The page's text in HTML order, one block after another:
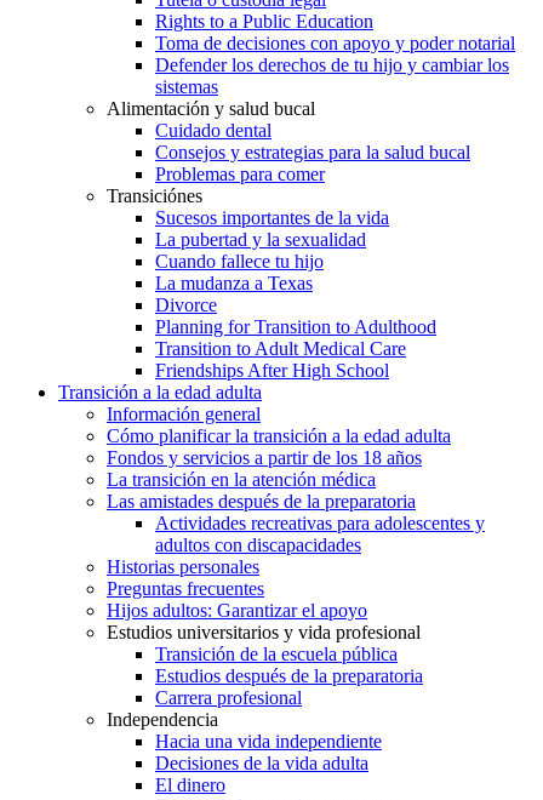
Rights to a Public Education
Toma de decisiones con apoyo y poder notarial
Defender los derechos de tu hijo y cambiar los
sistemas
Alimentación y salud bucal
Cuidado dental
Consejos y estrategias para la salud bucal
Problemas para comer
Transiciónes
Sucesos importantes de la vida
La pubertad y la sexualidad
Cuando fallece tu hijo
La mudanza a Texas
Divorce
Planning for Transition to Adulthood
Transition to Adult Medical Care
Friendships After High School
Transición a la edad adulta
Información general
Cómo planificar la transición a la edad adulta
Fondos y servicios a partir de los 18 años
La transición en la atención médica
Las amistades después de la preparatoria
Actividades recreativas para adolescentes y
adultos con discapacidades
Historias personales
Preguntas frecuentes
Hijos adultos: Garantizar el apoyo
Estudios universitarios y vida profesional
Transición de la escuela pública
Estudios después de la preparatoria
Carrera profesional
Independencia
Hacia una vida independiente
Decisiones de la vida adulta
El dinero